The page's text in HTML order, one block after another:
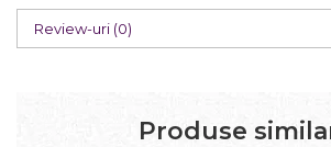
Review-uri (0)
Produse